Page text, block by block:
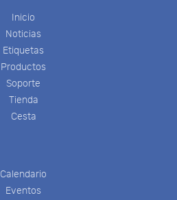
Inicio
Noticias
Etiquetas
Productos
Soporte
Tienda
Cesta
Calendario
Eventos